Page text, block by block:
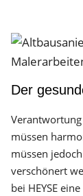
Der
müssen
müssen
verschönert
bei HEYSE